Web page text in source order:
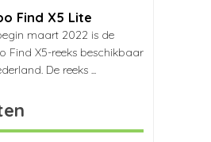
Find X5 Lite
maart 2022 is de
Find X5-reeks beschikbaar
De reeks ...